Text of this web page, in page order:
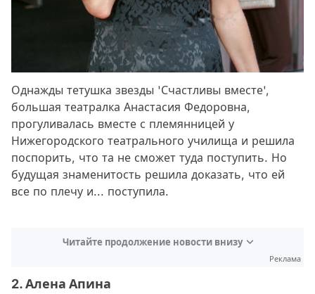
Однажды тетушка звезды 'Счастливы вместе',
большая театралка Анастасия Федоровна,
прогуливалась вместе с племянницей у
Нижегородского театрального училища и решила
поспорить, что та не сможет туда поступить. Но
будущая знаменитость решила доказать, что ей
все по плечу и... поступила.
Читайте продолжение новости внизу
Реклама
2. Алена Апина